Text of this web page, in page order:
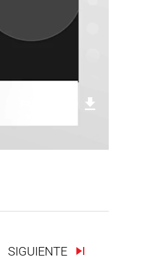
SIGUIENTE